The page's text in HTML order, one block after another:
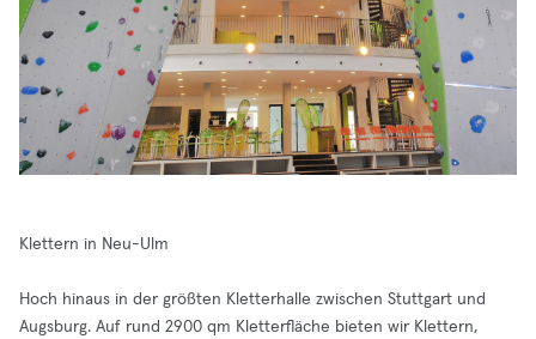
Klettern in Neu-Ulm
Hoch hinaus in der größten Kletterhalle zwischen Stuttgart und
Augsburg. Auf rund 2900 qm Kletterfläche bieten wir Klettern,